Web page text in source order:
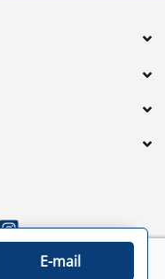
Privacy policy
E-mail